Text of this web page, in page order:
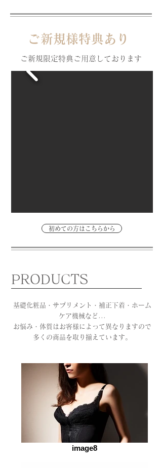
​ご新規様特典あり
ご新規限定特典ご用意しております
初めての方はこちらから
PRODUCTS
基礎化粧品・サプリメント・補正下着・ホーム
ケア機械など...
​お悩み・体質はお客様によって異なりますので
多くの商品を取り揃えています。
image8